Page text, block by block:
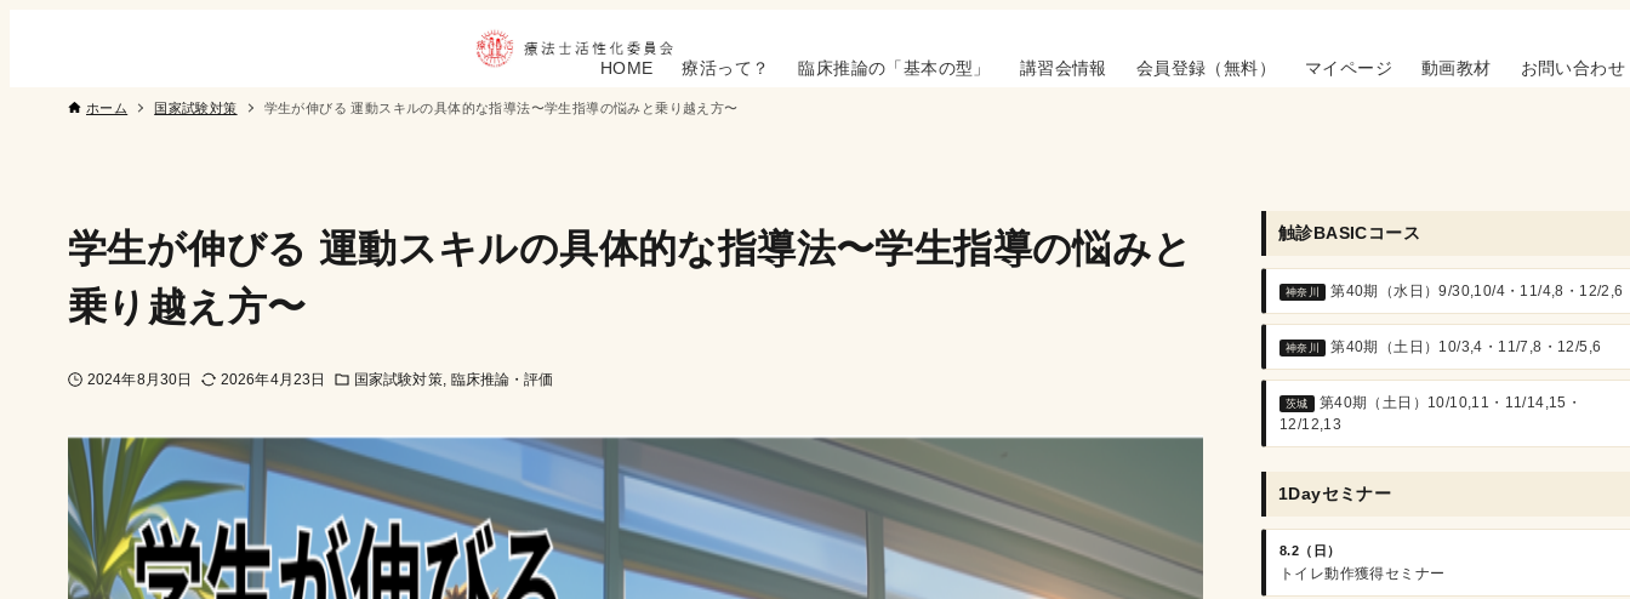
HOME 療活って？ 臨床推論の「基本の型」 講習会情報 会員登録（無料） マイページ 動画教材 お問い合わせ
ホーム 国家試験対策 学生が伸びる 運動スキルの具体的な指導法〜学生指導の悩みと乗り越え方〜
学生が伸びる 運動スキルの具体的な指導法〜学生指導の悩みと
乗り越え方〜
2024年8月30日 2026年4月23日 国家試験対策 臨床推論・評価
触診BASICコース
神奈川 第40期（水日）9/30,10/4・11/4,8・12/2,6
神奈川 第40期（土日）10/3,4・11/7,8・12/5,6
茨城
第40期（土日）10/10,11・11/14,15・
12/12,13
1Dayセミナー
8.2（日）
トイレ動作獲得セミナー